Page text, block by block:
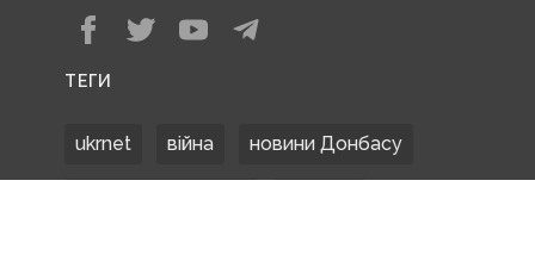
ТЕГИ
ukrnet війна новини Донбасу